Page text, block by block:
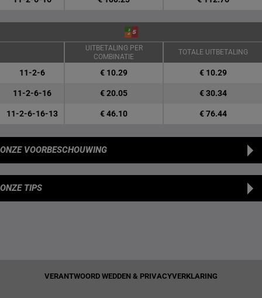
UITBETALING PER
COMBINATIE
TOTALE UITBETALING
11-2-6 € 10.29 € 10.29
11-2-6-16 € 20.05 € 30.34
11-2-6-16-13 € 46.10 € 76.44
ONZE VOORBESCHOUWING
ONZE TIPS
VERANTWOORD WEDDEN & PRIVACYVERKLARING